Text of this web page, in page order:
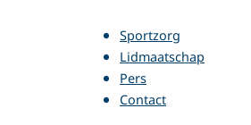
Sportzorg
Lidmaatschap
Pers
Contact